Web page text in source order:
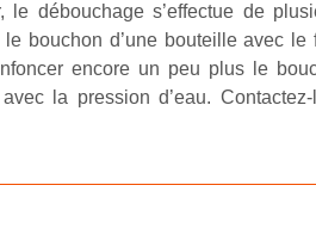
le débouchage s’effectue de
bouchon d’une bouteille avec le
encore un peu plus le
la pression d’eau. Contactez-